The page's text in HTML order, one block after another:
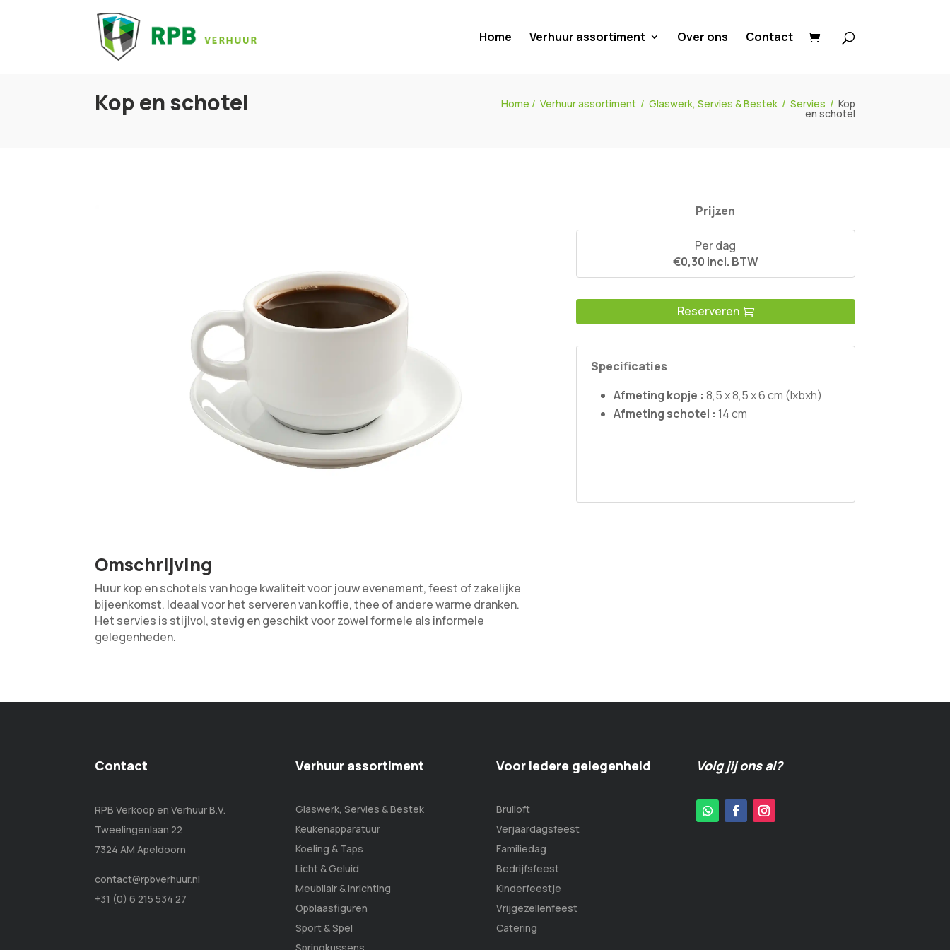
Home Verhuur assortiment Over ons Contact
Kop en schotel Home / Verhuur assortiment/ Glaswerk, Servies & Bestek/ Servies / Kop
en schotel
Omschrijving
Huur kop en schotels van hoge kwaliteit voor jouw evenement, feest of zakelijke
bijeenkomst. Ideaal voor het serveren van koffie, thee of andere warme dranken.
Het servies is stijlvol, stevig en geschikt voor zowel formele als informele
gelegenheden.
Prijzen
Per dag
€0,30 incl. BTW
Reserveren
Specificaties
Afmeting kopje : 8,5 x 8,5 x 6 cm (lxbxh)
Afmeting schotel : 14 cm
Contact
RPB Verkoop en Verhuur B.V.
Tweelingenlaan 22
7324 AM Apeldoorn
contact@rpbverhuur.nl
+31 (0) 6 215 534 27
Verhuur assortiment
Glaswerk, Servies & Bestek
Keukenapparatuur
Koeling & Taps
Licht & Geluid
Meubilair & Inrichting
Opblaasfiguren
Sport & Spel
Voor iedere gelegenheid
Bruiloft
Verjaardagsfeest
Familiedag
Bedrijfsfeest
Kinderfeestje
Vrijgezellenfeest
Catering
Volg jij ons al?